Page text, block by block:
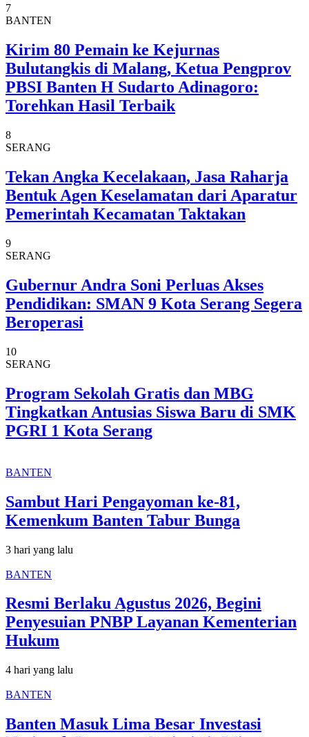
7
BANTEN
Kirim 80 Pemain ke Kejurnas
Bulutangkis di Malang, Ketua Pengprov
PBSI Banten H Sudarto Adinagoro:
Torehkan Hasil Terbaik
8
SERANG
Tekan Angka Kecelakaan, Jasa Raharja
Bentuk Agen Keselamatan dari Aparatur
Pemerintah Kecamatan Taktakan
9
SERANG
Gubernur Andra Soni Perluas Akses
Pendidikan: SMAN 9 Kota Serang Segera
Beroperasi
10
SERANG
Program Sekolah Gratis dan MBG
Tingkatkan Antusias Siswa Baru di SMK
PGRI 1 Kota Serang
BANTEN
Sambut Hari Pengayoman ke-81,
Kemenkum Banten Tabur Bunga
3 hari yang lalu
BANTEN
Resmi Berlaku Agustus 2026, Begini
Penyesuian PNBP Layanan Kementerian
Hukum
4 hari yang lalu
BANTEN
Banten Masuk Lima Besar Investasi